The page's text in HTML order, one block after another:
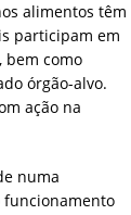
alimentos têm
participam em
bem como
órgão-alvo.
ação na
numa
funcionamento